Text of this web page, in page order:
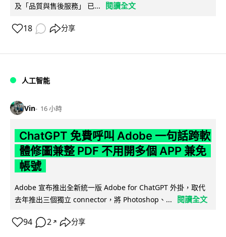
及「品質與售後服務」 已...
閱讀全文
18 分享
人工智能
Vin 16 小時
ChatGPT 免費呼叫 Adobe 一句話跨軟
體修圖兼整 PDF 不用開多個 APP 兼免
帳號
Adobe 宣布推出全新統一版 Adobe for ChatGPT 外掛，取代
去年推出三個獨立 connector，將 Photoshop、...
閱讀全文
94 2 ↗ 分享